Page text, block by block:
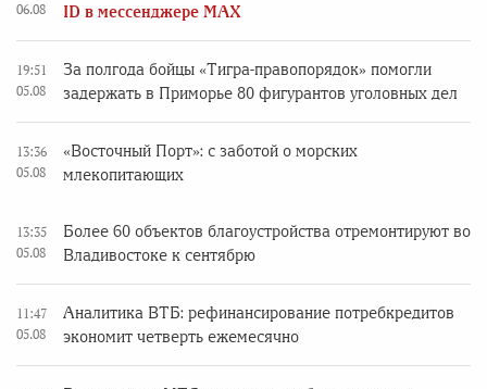
06.08
ID в мессенджере MAX
19:51
05.08
За полгода бойцы «Тигра-правопорядок» помогли
задержать в Приморье 80 фигурантов уголовных дел
13:36
05.08
«Восточный Порт»: с заботой о морских
млекопитающих
13:35
05.08
Более 60 объектов благоустройства отремонтируют во
Владивостоке к сентябрю
11:47
05.08
Аналитика ВТБ: рефинансирование потребкредитов
экономит четверть ежемесячно